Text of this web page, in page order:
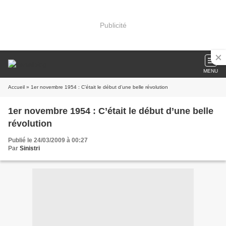
Publicité
MENU
Accueil » 1er novembre 1954 : C’était le début d’une belle révolution
1er novembre 1954 : C’était le début d’une belle
révolution
Publié le 24/03/2009 à 00:27
Par Sinistri